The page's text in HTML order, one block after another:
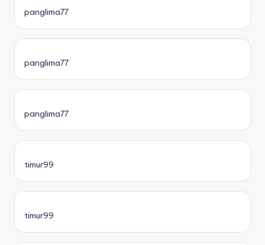
panglima77
panglima77
panglima77
timur99
timur99